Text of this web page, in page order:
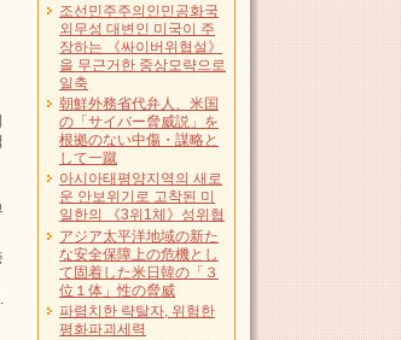
조선민주주의인민공화국
외무성 대변인 미국이 주
장하는 《싸이버위협설》
을 무근거한 중상모략으로
일축
朝鮮外務省代弁人、米国
の「サイバー脅威説」を
根拠のない中傷・謀略と
して一蹴
아시아태평양지역의 새로
운 안보위기로 고착된 미
일한의 《3위1체》성위협
アジア太平洋地域の新た
な安全保障上の危機とし
て固着した米日韓の「３
位１体」性の脅威
파렴치한 략탈자, 위험한
평화파괴세력